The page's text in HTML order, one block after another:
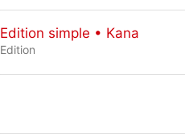
Edition simple • Kana
Edition